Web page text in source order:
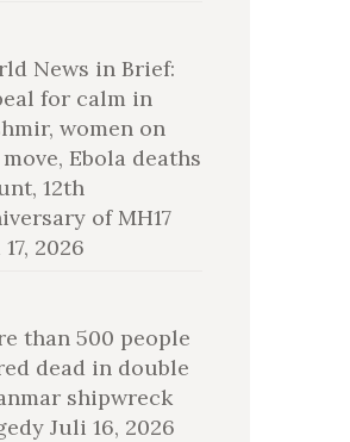
News in Brief:
for calm in
women on
Ebola deaths
12th
of MH17
2026
than 500 people
dead in double
shipwreck
Juli 16, 2026